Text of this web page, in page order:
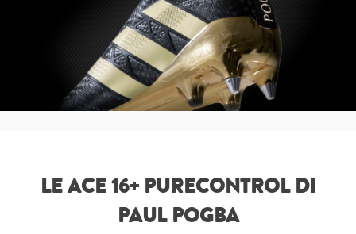
Maglie
Accessori
Magazine Roba Da Nerds
LE ACE 16+ PURECONTROL DI
PAUL POGBA